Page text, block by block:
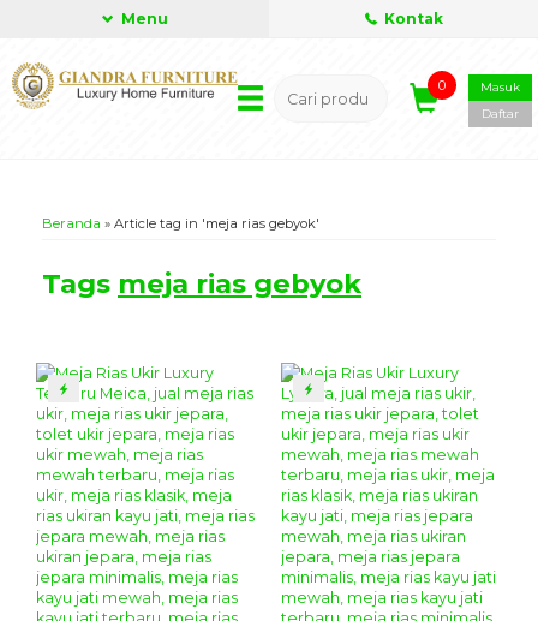
Menu Kontak
0
Masuk
Daftar
Beranda » Article tag in 'meja rias gebyok'
Tags meja rias gebyok